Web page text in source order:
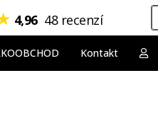
4,96 48 recenzí
Kontakt